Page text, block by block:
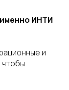
ИНТИ
и
чтобы